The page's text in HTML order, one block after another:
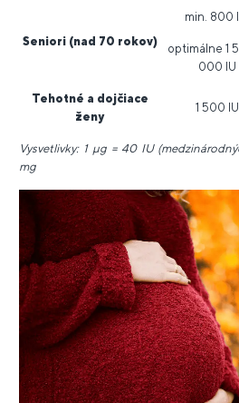
Seniori (nad 70 rokov)
min. 800
optimálne 1
000 IU
Tehotné a dojčiace
ženy
1 500 IU
Vysvetlivky: 1 μg = 40 IU
mg